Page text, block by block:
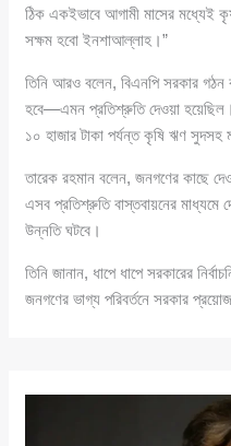
ঠিক একইভাবে আগামী মাসের মধ্যেই
সক্ষম হবো ইনশাআল্লাহ।”
তিনি আরও বলেন, বিএনপি সরকার
হবে—এমন প্রতিশ্রুতি দেওয়া
১০ হাজার টাকা পর্যন্ত কৃষি ঋণ
তারেক রহমান বলেন, জনগণের কাছে
এসব প্রতিশ্রুতি বাস্তবায়নের মাধ্যমে
উন্নতি ঘটবে।
তিনি জানান, ধাপে ধাপে সরকারের
জনগণের ভাগ্য পরিবর্তনে সরকার